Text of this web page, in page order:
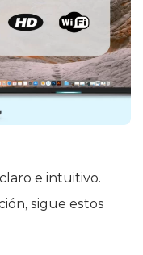
e intuitivo.
sigue estos